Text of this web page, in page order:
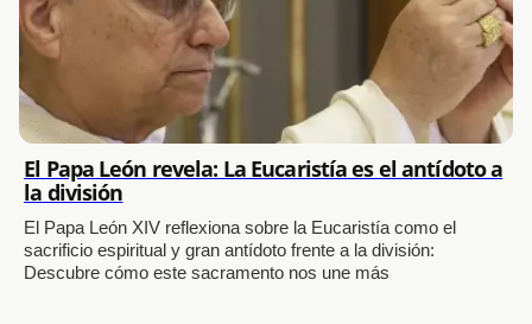
El Papa León revela: La Eucaristía es el antídoto a
la división
El Papa León XIV reflexiona sobre la Eucaristía como el
sacrificio espiritual y gran antídoto frente a la división:
Descubre cómo este sacramento nos une más